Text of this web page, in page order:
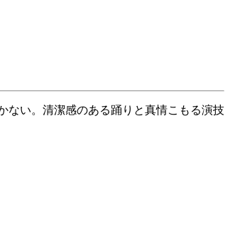
ない。清潔感のある踊りと真情こもる演技